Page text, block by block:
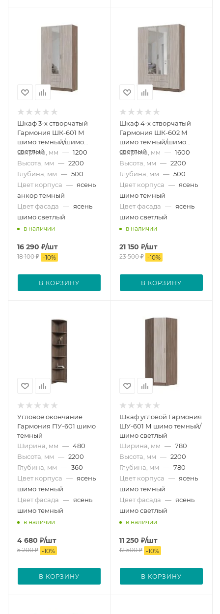
Шкаф 3-х створчатый
Гармония ШК-601 М
шимо темный/шимо
светлый
Ширина, мм — 1200
Высота, мм — 2200
Глубина, мм — 500
Цвет корпуса — ясень
анкор темный
Цвет фасада — ясень
шимо светлый
в наличии
16 290 ₽/шт
18 100₽ -10%
В КОРЗИНУ
Шкаф 4-х створчатый
Гармония ШК-602 М
шимо темный/шимо
светлый
Ширина, мм — 1600
Высота, мм — 2200
Глубина, мм — 500
Цвет корпуса — ясень
шимо темный
Цвет фасада — ясень
шимо светлый
в наличии
21 150 ₽/шт
23 500₽ -10%
В КОРЗИНУ
Угловое окончание
Гармония ПУ-601 шимо
темный
Ширина, мм — 480
Высота, мм — 2200
Глубина, мм — 360
Цвет корпуса — ясень
шимо темный
Цвет фасада — ясень
шимо темный
в наличии
4 680 ₽/шт
5 200₽ -10%
В КОРЗИНУ
Шкаф угловой Гармония
ШУ-601 М шимо темный/
шимо светлый
Ширина, мм — 780
Высота, мм — 2200
Глубина, мм — 780
Цвет корпуса — ясень
шимо темный
Цвет фасада — ясень
шимо светлый
в наличии
11 250 ₽/шт
12 500₽ -10%
В КОРЗИНУ